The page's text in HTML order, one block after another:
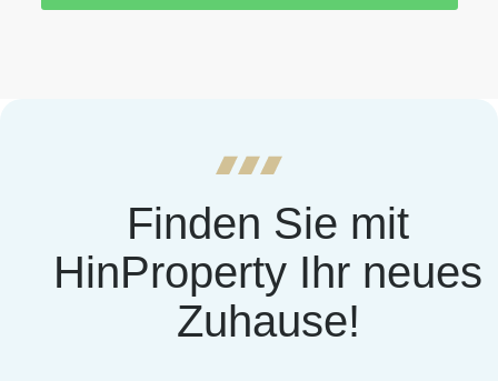
Finden Sie mit
HinProperty Ihr neues
Zuhause!